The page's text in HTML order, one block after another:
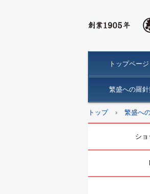
トップページ
繁盛への羅
トップ › 繁盛へ
ショ